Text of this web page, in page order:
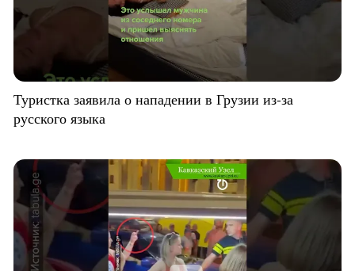
Туристка заявила о нападении в Грузии из-за
русского языка